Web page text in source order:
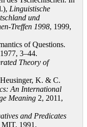
Linguistische
und
Treffen 1998, 1999,
of Questions.
3–44.
Theory of
K. & C.
An International
Meaning 2, 2011,
and Predicates
1991 .